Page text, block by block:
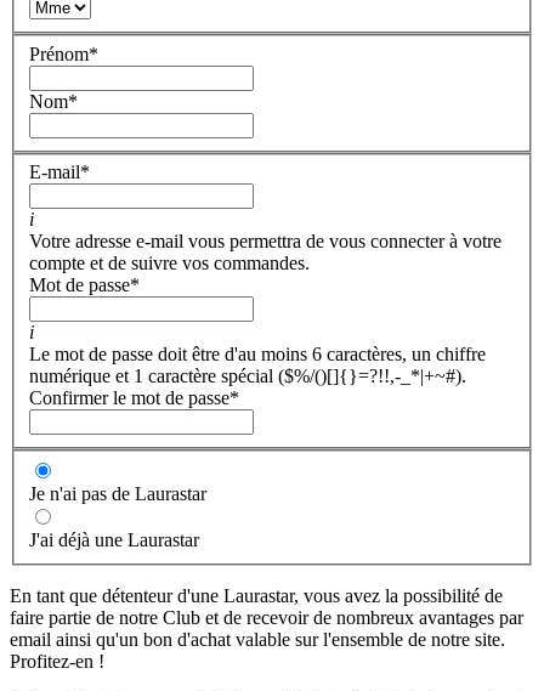
Prénom*
Nom*
E-mail*
i
Votre adresse e-mail vous permettra de vous connecter à votre
compte et de suivre vos commandes.
Mot de passe*
i
Le mot de passe doit être d'au moins 6 caractères, un chiffre
numérique et 1 caractère spécial ($%/()[]{}=?!!,-_*|+~#).
Confirmer le mot de passe*
Je n'ai pas de Laurastar
J'ai déjà une Laurastar
En tant que détenteur d'une Laurastar, vous avez la possibilité de
faire partie de notre Club et de recevoir de nombreux avantages par
email ainsi qu'un bon d'achat valable sur l'ensemble de notre site.
Profitez-en !